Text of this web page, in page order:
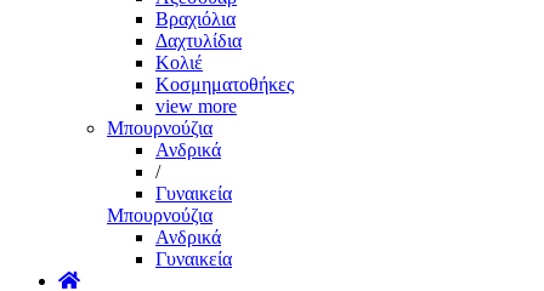
Βραχιόλια
Δαχτυλίδια
Κολιέ
Κοσμηματοθήκες
view more
Μπουρνούζια
Ανδρικά
/
Γυναικεία
Μπουρνούζια
Ανδρικά
Γυναικεία